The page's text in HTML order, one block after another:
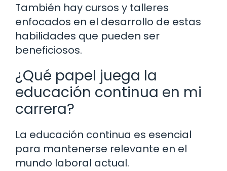
También hay cursos y talleres
enfocados en el desarrollo de estas
habilidades que pueden ser
beneficiosos.
¿Qué papel juega la
educación continua en mi
carrera?
La educación continua es esencial
para mantenerse relevante en el
mundo laboral actual.